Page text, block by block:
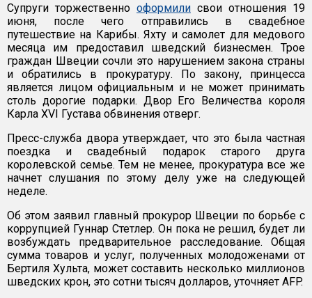
Cупруги торжественно оформили свои отношения 19
июня, после чего отправились в свадебное
путешествие на Карибы. Яхту и самолет для медового
месяца им предоставил шведский бизнесмен. Трое
граждан Швеции сочли это нарушением закона страны
и обратились в прокуратуру. По закону, принцесса
является лицом официальным и не может принимать
столь дорогие подарки. Двор Его Величества короля
Карла XVI Густава обвинения отверг.
Пресс-служба двора утверждает, что это была частная
поездка и свадебный подарок старого друга
королевской семье. Тем не менее, прокуратура все же
начнет слушания по этому делу уже на следующей
неделе.
Об этом заявил главный прокурор Швеции по борьбе с
коррупцией Гуннар Стетлер. Он пока не решил, будет ли
возбуждать предварительное расследование. Общая
сумма товаров и услуг, полученных молодоженами от
Бертиля Хульта, может составить несколько миллионов
шведских крон, это сотни тысяч долларов, уточняет AFP.